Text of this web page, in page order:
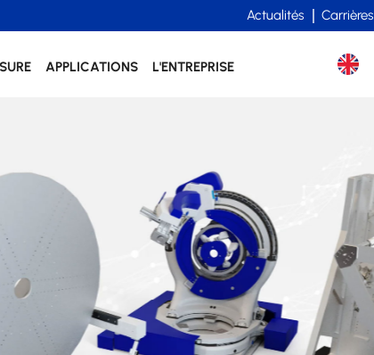
Actualités Carrières
APPLICATIONS L'ENTREPRISE